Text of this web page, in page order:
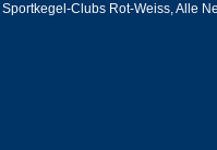
Clubs Rot-Weiss, Alle